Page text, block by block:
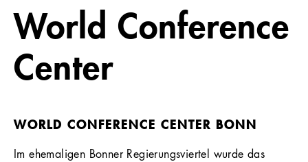
Referenzen
DE
World Conference
Center
WORLD CONFERENCE CENTER BONN
Im ehemaligen Bonner Regierungsviertel wurde das